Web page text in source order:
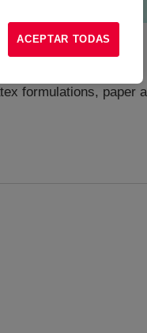
formulations, paper
ACEPTAR TODAS